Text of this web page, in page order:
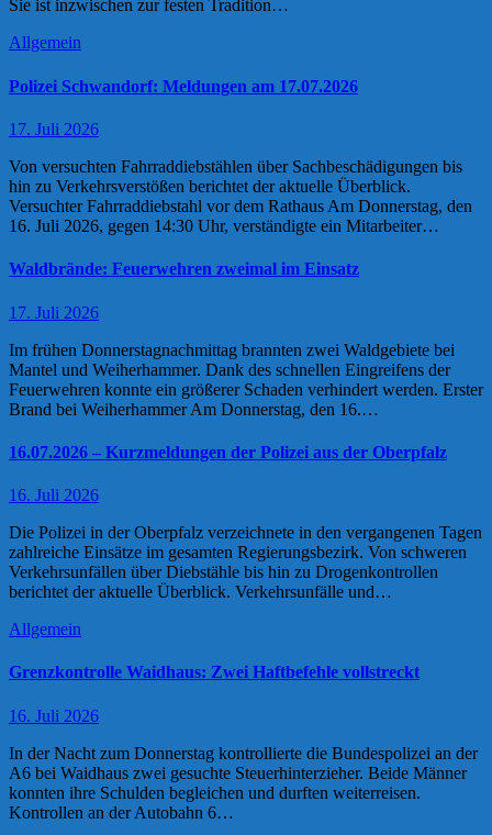
Sie ist inzwischen zur festen Tradition…
Allgemein
Polizei Schwandorf: Meldungen am 17.07.2026
17. Juli 2026
Von versuchten Fahrraddiebstählen über Sachbeschädigungen bis
hin zu Verkehrsverstößen berichtet der aktuelle Überblick.
Versuchter Fahrraddiebstahl vor dem Rathaus Am Donnerstag, den
16. Juli 2026, gegen 14:30 Uhr, verständigte ein Mitarbeiter…
Waldbrände: Feuerwehren zweimal im Einsatz
17. Juli 2026
Im frühen Donnerstagnachmittag brannten zwei Waldgebiete bei
Mantel und Weiherhammer. Dank des schnellen Eingreifens der
Feuerwehren konnte ein größerer Schaden verhindert werden. Erster
Brand bei Weiherhammer Am Donnerstag, den 16.…
16.07.2026 – Kurzmeldungen der Polizei aus der Oberpfalz
16. Juli 2026
Die Polizei in der Oberpfalz verzeichnete in den vergangenen Tagen
zahlreiche Einsätze im gesamten Regierungsbezirk. Von schweren
Verkehrsunfällen über Diebstähle bis hin zu Drogenkontrollen
berichtet der aktuelle Überblick. Verkehrsunfälle und…
Allgemein
Grenzkontrolle Waidhaus: Zwei Haftbefehle vollstreckt
16. Juli 2026
In der Nacht zum Donnerstag kontrollierte die Bundespolizei an der
A6 bei Waidhaus zwei gesuchte Steuerhinterzieher. Beide Männer
konnten ihre Schulden begleichen und durften weiterreisen.
Kontrollen an der Autobahn 6…